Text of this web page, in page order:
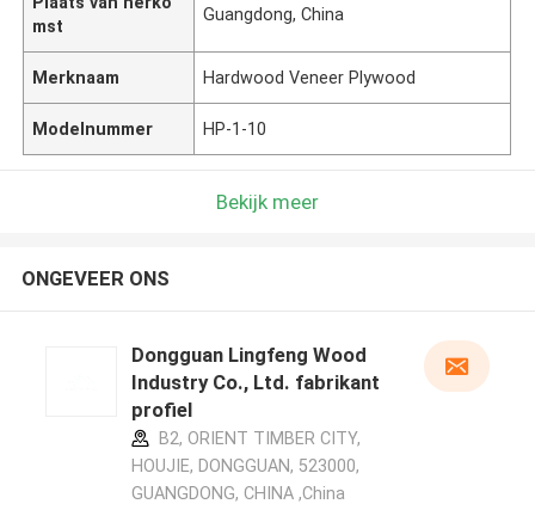
mst
Guangdong, China
Merknaam Hardwood Veneer Plywood
Modelnummer HP-1-10
Bekijk meer
ONGEVEER ONS
Dongguan Lingfeng Wood
Industry Co., Ltd. fabrikant
profiel
B2, ORIENT TIMBER CITY,
HOUJIE, DONGGUAN, 523000,
GUANGDONG, CHINA ,China